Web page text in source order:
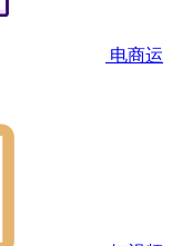
电商运